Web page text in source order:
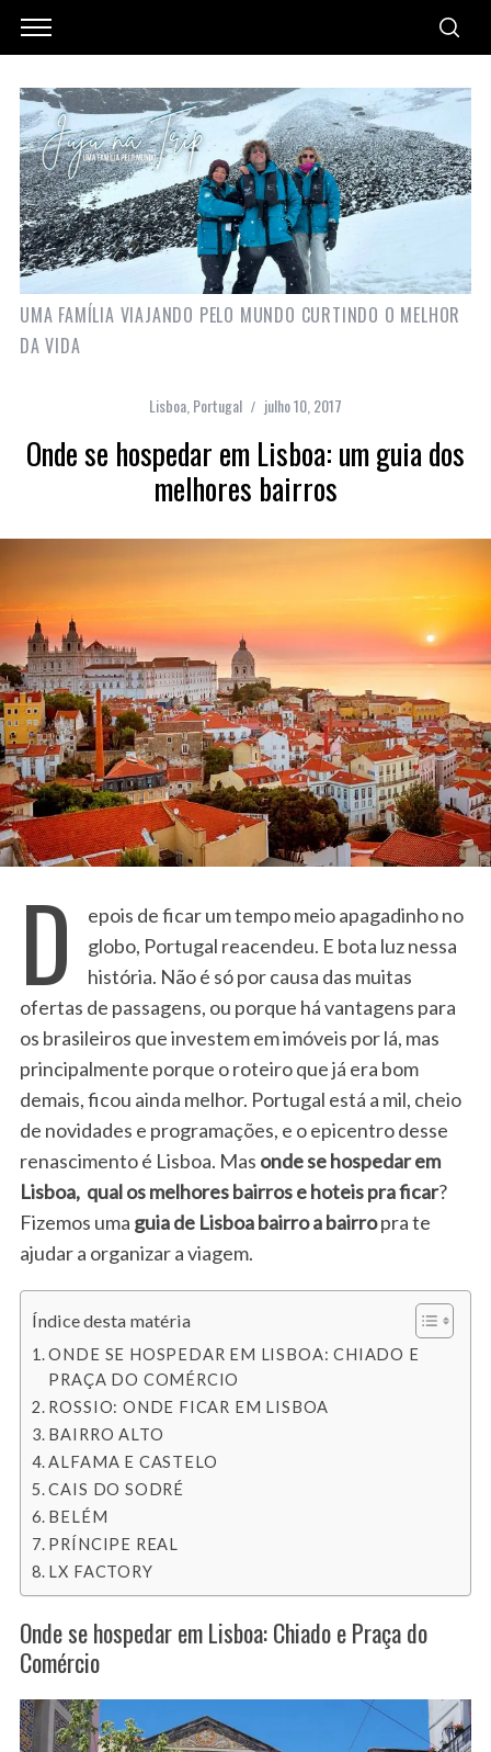
UMA FAMÍLIA VIAJANDO PELO MUNDO CURTINDO O MELHOR
DA VIDA
Lisboa,Portugal julho 10, 2017
Onde se hospedar em Lisboa: um guia dos
melhores bairros
D
epois de ficar um tempo meio apagadinho no
globo, Portugal reacendeu. E bota luz nessa
história. Não é só por causa das muitas
ofertas de passagens, ou porque há vantagens para
os brasileiros que investem em imóveis por lá, mas
principalmente porque o roteiro que já era bom
demais, ficou ainda melhor. Portugal está a mil, cheio
de novidades e programações, e o epicentro desse
renascimento é Lisboa. Mas onde se hospedar em
Lisboa, qual os melhores bairros e hoteis pra ficar?
Fizemos uma guia de Lisboa bairro a bairropra te
ajudar a organizar a viagem.
Índice desta matéria
ONDE SE HOSPEDAR EM LISBOA: CHIADO E
PRAÇA DO COMÉRCIO
ROSSIO: ONDE FICAR EM LISBOA
BAIRRO ALTO
ALFAMA E CASTELO
CAIS DO SODRÉ
BELÉM
PRÍNCIPE REAL
LX FACTORY
Onde se hospedar em Lisboa: Chiado e Praça do
Comércio